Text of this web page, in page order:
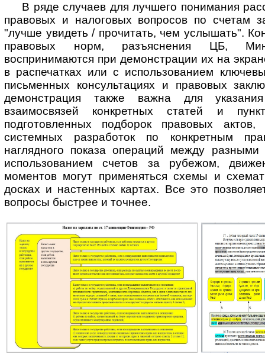
В ряде случаев для лучшего понимания
правовых и налоговых вопросов по счетам
"лучше увидеть / прочитать, чем услышать".
правовых норм, разъяснения ЦБ,
воспринимаются при демонстрации их на
в распечатках или с использованием
письменных консультациях и правовых
демонстрация также важна для
взаимосвязей конкретных статей и
подготовленных подборок правовых
системных разработок по конкретным
наглядного показа операций между разными
использованием счетов за рубежом,
моментов могут применяться схемы и
досках и настенных картах. Все это
вопросы быстрее и точнее.